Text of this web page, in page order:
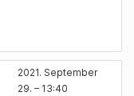
2021. September
29. – 13:40